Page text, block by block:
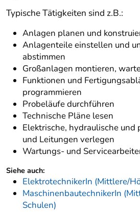
Typische Tätigkeiten sind z.B.:
Anlagen planen und
Anlagenteile einstellen und
abstimmen
Großanlagen montieren,
Funktionen und
programmieren
Probeläufe durchführen
Technische Pläne lesen
Elektrische, hydraulische und
und Leitungen verlegen
Wartungs- und
Siehe auch:
ElektrotechnikerIn (Mittlere/
MaschinenbautechnikerIn
Schulen)